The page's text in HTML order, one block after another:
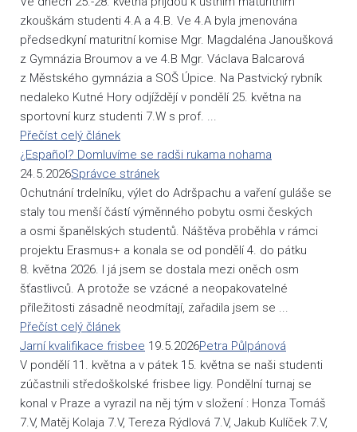
zkouškám studenti 4.A a 4.B. Ve 4.A byla jmenována
předsedkyní maturitní komise Mgr. Magdaléna Janoušková
z Gymnázia Broumov a ve 4.B Mgr. Václava Balcarová
z Městského gymnázia a SOŠ Úpice. Na Pastvický rybník
nedaleko Kutné Hory odjíždějí v pondělí 25. května na
sportovní kurz studenti 7.W s prof. ...
Přečíst celý článek
¿Español? Domluvíme se radši rukama nohama
24.5.2026Správce stránek
Ochutnání trdelníku, výlet do Adršpachu a vaření guláše se
staly tou menší částí výměnného pobytu osmi českých
a osmi španělských studentů. Náštěva proběhla v rámci
projektu Erasmus+ a konala se od pondělí 4. do pátku
8. května 2026. I já jsem se dostala mezi oněch osm
šťastlivců. A protože se vzácné a neopakovatelné
příležitosti zásadně neodmítají, zařadila jsem se ...
Přečíst celý článek
Jarní kvalifikace frisbee 19.5.2026Petra Půlpánová
V pondělí 11. května a v pátek 15. května se naši studenti
zúčastnili středoškolské frisbee ligy. Pondělní turnaj se
konal v Praze a vyrazil na něj tým v složení : Honza Tomáš
7.V, Matěj Kolaja 7.V, Tereza Rýdlová 7.V, Jakub Kulíček 7.V,